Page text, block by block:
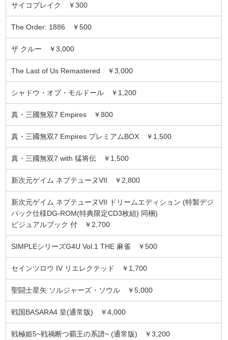
サイコブレイク ￥300
The Order: 1886 ￥500
ザ クルー ￥3,000
The Last of Us Remastered ￥3,000
シャドウ・オブ・モルドール ￥1,200
真・三國無双7 Empires ￥800
真・三國無双7 Empires プレミアムBOX ￥1,500
真・三國無双7 with 猛将伝 ￥1,500
新次元ゲイム ネプテューヌVII ￥2,800
新次元ゲイム ネプテューヌVII ドリームエディション (特製デジ
パック仕様DG-ROM(特典限定CD3枚組) 同梱)
ビジュアルブック 付 ￥2,700
SIMPLEシリーズG4U Vol.1 THE 麻雀 ￥500
セインツロウ IV リエレクテッド ￥1,700
聖闘士星矢 ソルジャーズ・ソウル ￥5,000
戦国BASARA4 皇(通常版) ￥4,000
戦極姫5~戦禍断つ覇王の系譜~ (通常版) ￥3,200